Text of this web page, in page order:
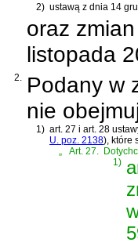
2) ustawą z dnia 14
oraz
listopada
2. Podany w
nie
1) art. 27 i art. 28
U. poz. 2138), które
„
Art. 27.
1)